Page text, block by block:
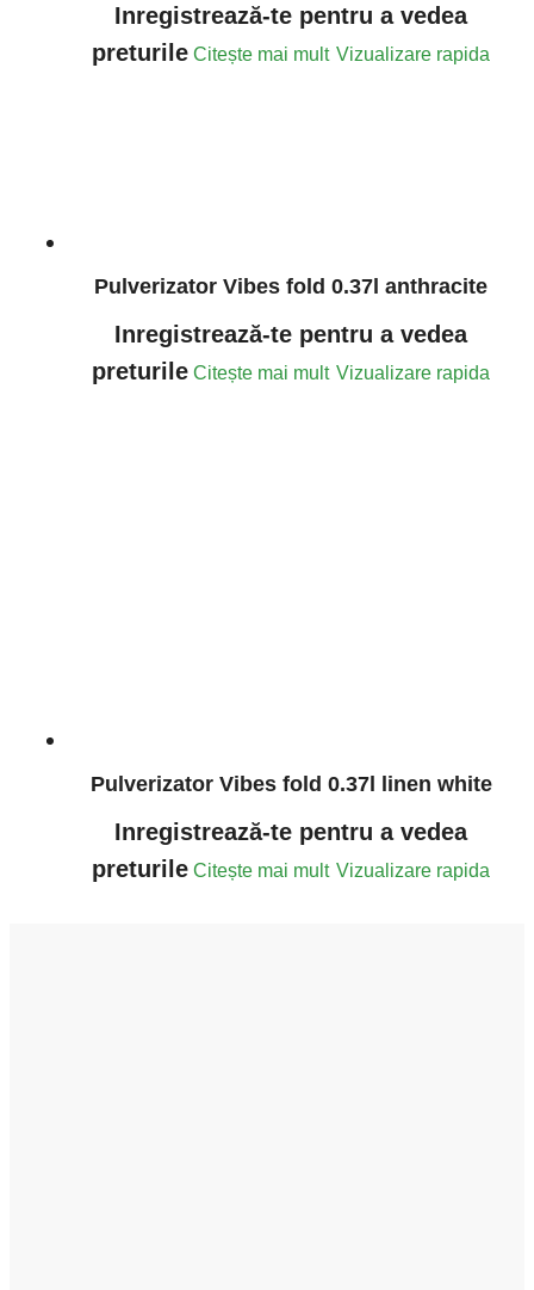
Inregistrează-te pentru a vedea
preturile Citește mai mult Vizualizare rapida
Pulverizator Vibes fold 0.37l anthracite
Inregistrează-te pentru a vedea
preturile Citește mai mult Vizualizare rapida
Pulverizator Vibes fold 0.37l linen white
Inregistrează-te pentru a vedea
preturile Citește mai mult Vizualizare rapida